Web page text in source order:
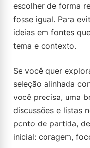
escolher de forma
fosse igual. Para
ideias em fontes
tema e contexto.
Se você quer
seleção alinhada
você precisa, uma
discussões e listas
ponto de partida,
inicial: coragem,